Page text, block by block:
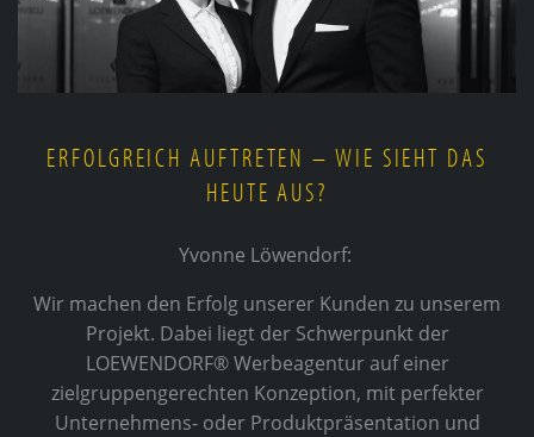
ERFOLGREICH AUFTRETEN – WIE SIEHT DAS
HEUTE AUS?
Yvonne Löwendorf:
Wir machen den Erfolg unserer Kunden zu unserem
Projekt. Dabei liegt der Schwerpunkt der
LOEWENDORF® Werbeagentur auf einer
zielgruppengerechten Konzeption, mit perfekter
Unternehmens- oder Produktpräsentation und